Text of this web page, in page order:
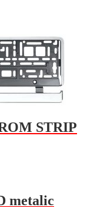
STRIP
metalic